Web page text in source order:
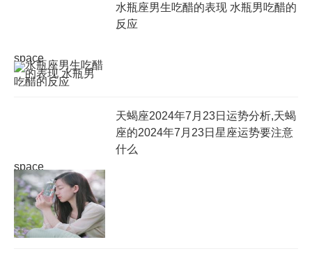
space
水瓶座男生吃醋的表现 水瓶男吃醋的
反应
space
天蝎座2024年7月23日运势分析,天蝎
座的2024年7月23日星座运势要注意
什么